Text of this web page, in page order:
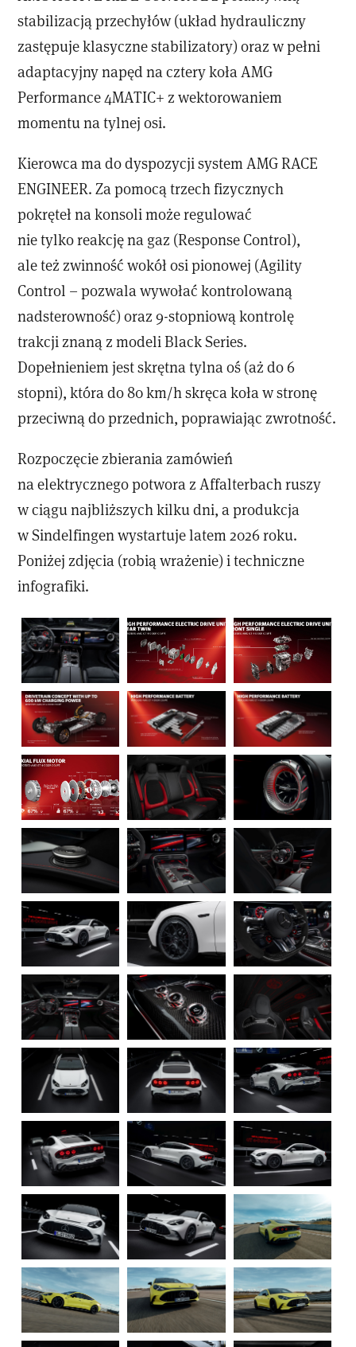
stabilizacją przechyłów (układ hydrauliczny
zastępuje klasyczne stabilizatory) oraz w pełni
adaptacyjny napęd na cztery koła AMG
Performance 4MATIC+ z wektorowaniem
momentu na tylnej osi.
Kierowca ma do dyspozycji system AMG RACE
ENGINEER. Za pomocą trzech fizycznych
pokręteł na konsoli może regulować
nie tylko reakcję na gaz (Response Control),
ale też zwinność wokół osi pionowej (Agility
Control – pozwala wywołać kontrolowaną
nadsterowność) oraz 9-stopniową kontrolę
trakcji znaną z modeli Black Series.
Dopełnieniem jest skrętna tylna oś (aż do 6
stopni), która do 80 km/h skręca koła w stronę
przeciwną do przednich, poprawiając zwrotność.
Rozpoczęcie zbierania zamówień
na elektrycznego potwora z Affalterbach ruszy
w ciągu najbliższych kilku dni, a produkcja
w Sindelfingen wystartuje latem 2026 roku.
Poniżej zdjęcia (robią wrażenie) i techniczne
infografiki.